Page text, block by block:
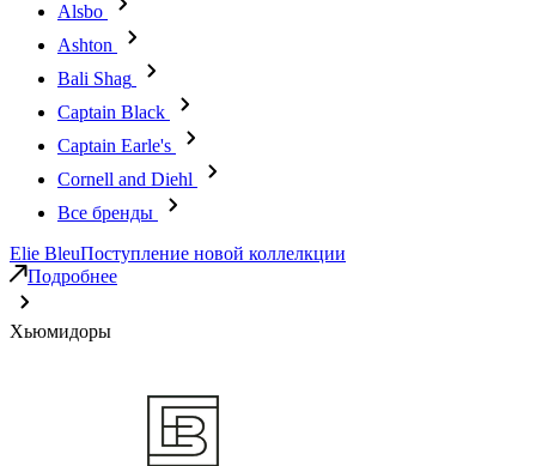
Alsbo
Ashton
Bali Shag
Captain Black
Captain Earle's
Cornell and Diehl
Все бренды
Elie BleuПоступление новой коллелкции
Подробнее
Хьюмидоры